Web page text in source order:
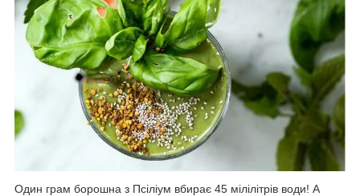
Один грам борошна з Псіліум вбирає 45 мілілітрів води! А